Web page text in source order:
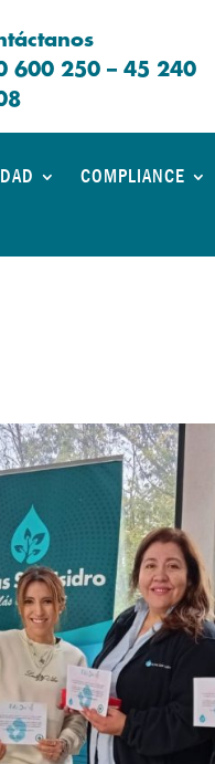
600 250 – 45 240
COMPLIANCE